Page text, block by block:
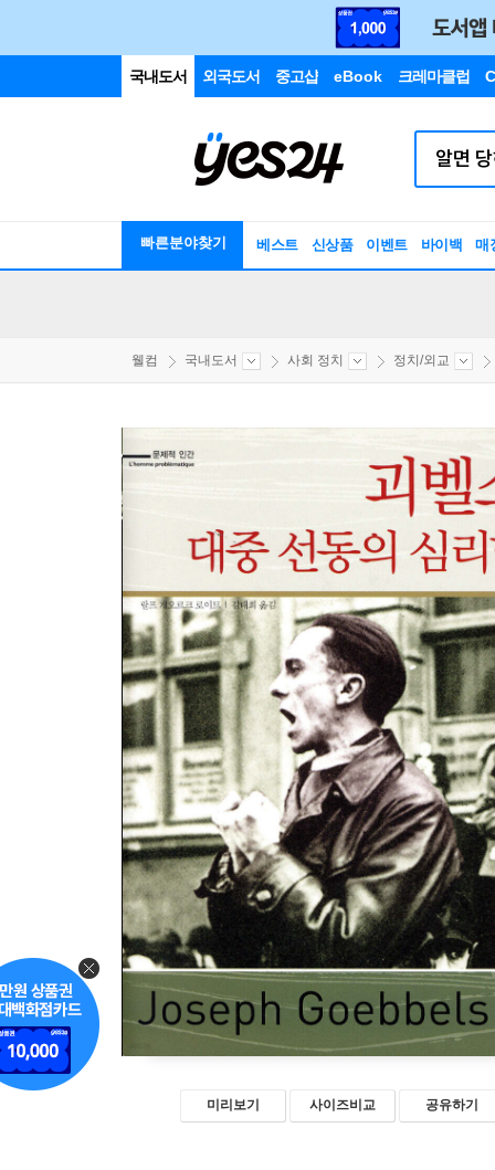
국내도서 외국도서 중고샵 eBook 크레마클럽
빠른분야찾기 베스트 신상품 이벤트 바이백 매
웰컴 국내도서 사회 정치 정치/외교
미리보기 사이즈비교 공유하기